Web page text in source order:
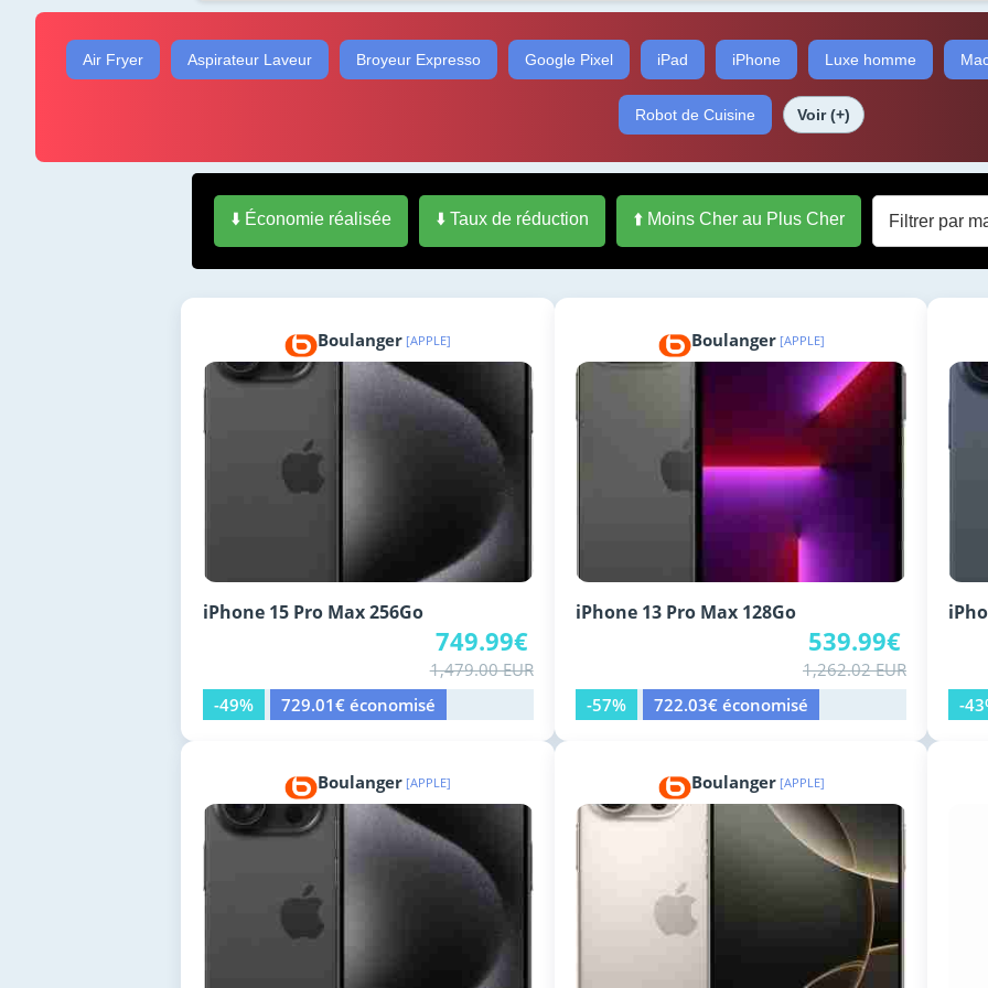
Air Fryer Aspirateur Laveur Broyeur Expresso Google Pixel iPad iPhone Luxe homme
Robot de Cuisine Voir (+)
⬇️ Économie réalisée ⬇️ Taux de réduction ⬆️ Moins Cher au Plus Cher
Boulanger [APPLE]
iPhone 15 Pro Max 256Go
749.99€
1,479.00 EUR
-49%
729.01€ économisé
Boulanger [APPLE]
iPhone 13 Pro Max 128Go
539.99€
1,262.02 EUR
-57%
722.03€ économisé -
Boulanger [APPLE] Boulanger [APPLE]